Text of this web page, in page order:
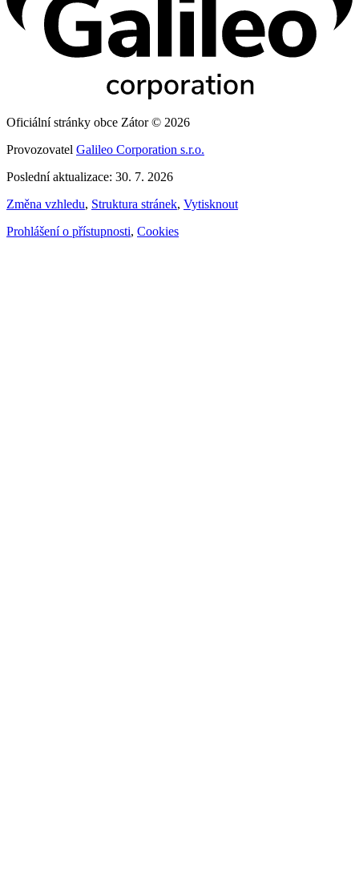
Oficiální stránky obce Zátor © 2026
Provozovatel Galileo Corporation s.r.o.
Poslední aktualizace: 30. 7. 2026
Změna vzhledu, Struktura stránek, Vytisknout
Prohlášení o přístupnosti, Cookies